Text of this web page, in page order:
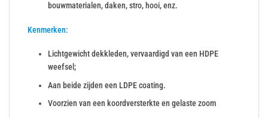
bouwmaterialen, daken, stro, hooi, enz.
Kenmerken:
Lichtgewicht dekkleden, vervaardigd van een HDPE
weefsel;
Aan beide zijden een LDPE coating.
Voorzien van een koordversterkte en gelaste zoom